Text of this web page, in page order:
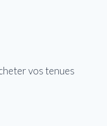
vos tenues